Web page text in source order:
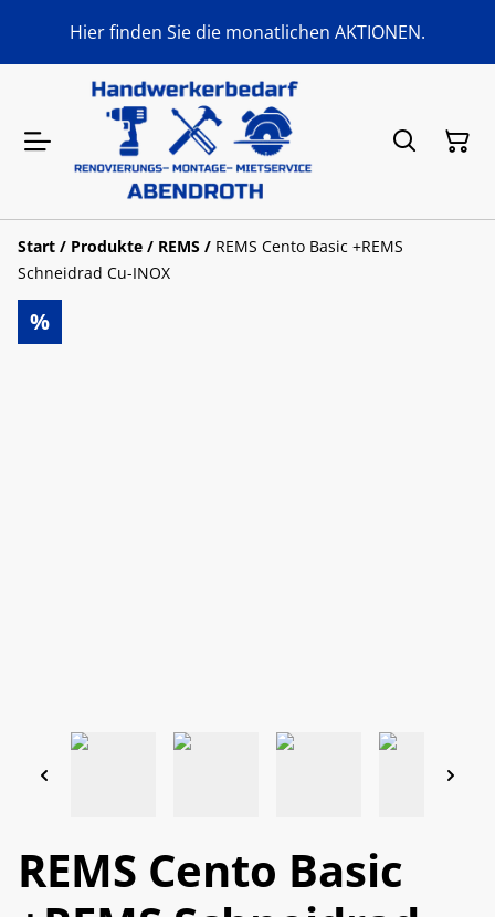
Hier finden Sie die monatlichen AKTIONEN.
Start / Produkte / REMS / REMS Cento Basic +REMS
Schneidrad Cu-INOX
%
REMS Cento Basic